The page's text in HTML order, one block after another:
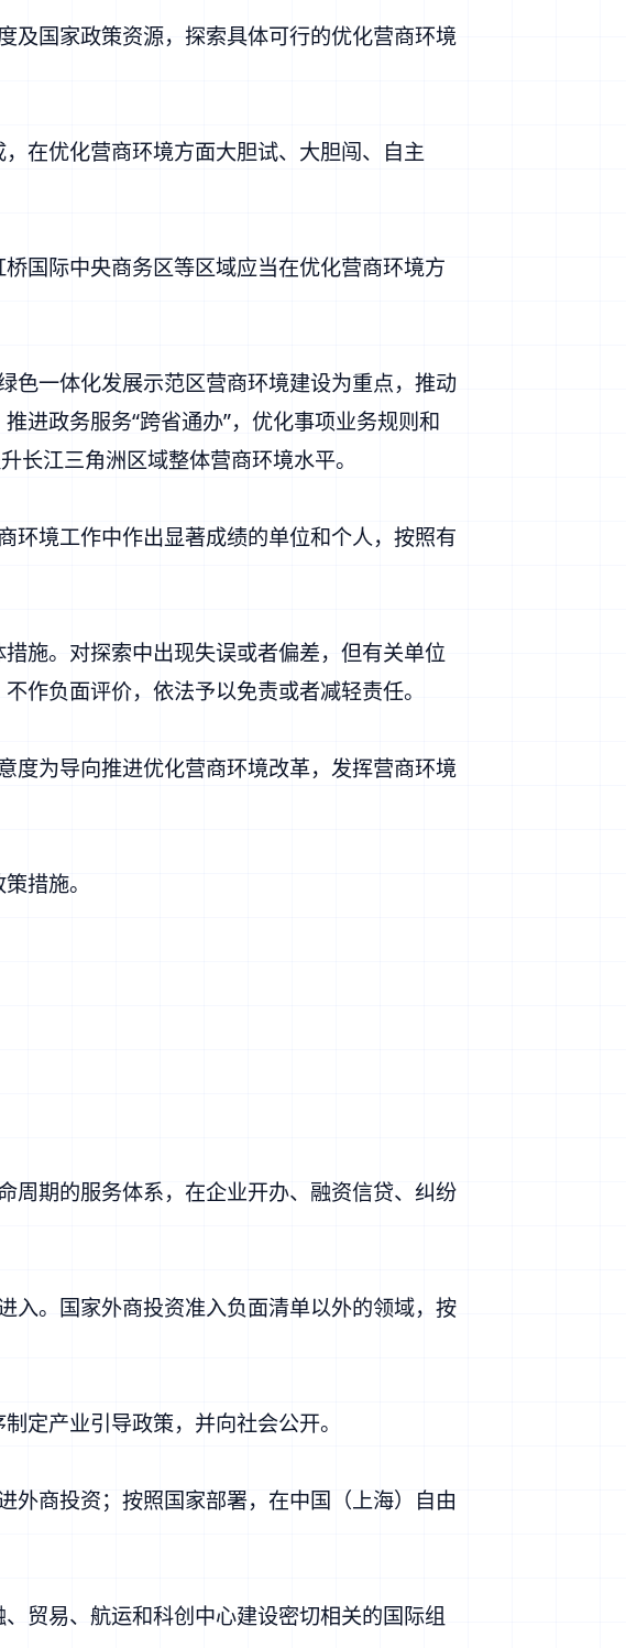
及国家政策资源，探索具体可行的优化营商环境
在优化营商环境方面大胆试、大胆闯、自主
国际中央商务区等区域应当在优化营商环境方
色一体化发展示范区营商环境建设为重点，推动
进政务服务“跨省通办”，优化事项业务规则和
长江三角洲区域整体营商环境水平。
境工作中作出显著成绩的单位和个人，按照有
施。对探索中出现失误或者偏差，但有关单位
作负面评价，依法予以免责或者减轻责任。
度为导向推进优化营商环境改革，发挥营商环境
措施。
周期的服务体系，在企业开办、融资信贷、纠纷
入。国家外商投资准入负面清单以外的领域，按
定产业引导政策，并向社会公开。
商投资；按照国家部署，在中国（上海）自由
贸易、航运和科创中心建设密切相关的国际组